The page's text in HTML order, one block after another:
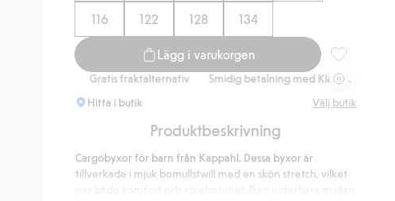
116 122 128 134
Lägg i varukorgen
Gratis fraktalternativ Smidig betalning med Klarna.
Gratis
Hitta i butik
Välj butik
Produktbeskrivning
Cargobyxor för barn från Kappahl. Dessa byxor är
tillverkade i mjuk bomullstwill med en skön stretch, vilket